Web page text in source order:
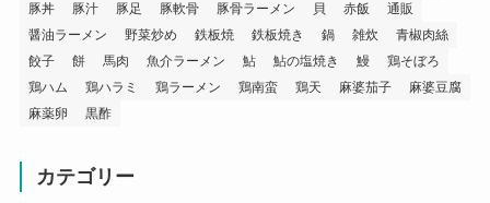
豚丼
豚汁 豚足 豚軟骨 豚骨ラーメン 貝 赤飯
通販
醤油ラーメン
野菜炒め 鉄板焼 鉄板焼き 鍋 雑炊
青椒肉絲
餃子
餅 馬肉 魚介ラーメン 鮎 鮎の塩焼き 鰻
鶏そぼろ
鶏ハム
鶏ハラミ 鶏ラーメン 鶏南蛮 鶏天 麻婆茄子
麻婆豆腐
麻薬卵
黒酢
カテゴリー